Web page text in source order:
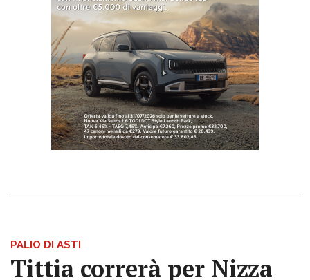
PALIO DI ASTI
Tittia correrà per Nizza